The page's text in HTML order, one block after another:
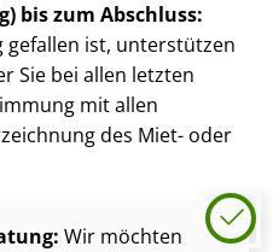
bis zum Abschluss:
gefallen ist, unterstützen
Sie bei allen letzten
mit allen
des Miet- oder
Wir möchten